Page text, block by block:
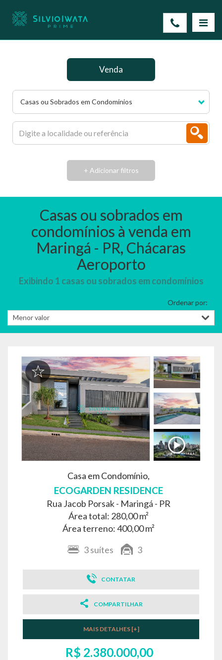
Casas ou Sobrados em Condomínios
Venda
+ Adicionar filtros
Casas ou sobrados em
condomínios à venda em
Maringá - PR, Chácaras
Aeroporto
Exibindo 1 casas ou sobrados em condomínios
Ordenar por:
Casa em Condomínio,
ECOGARDEN RESIDENCE
Rua Jacob Porsak - Maringá - PR
Área total: 280,00 m²
Área terreno: 400,00 m²
3suítes 3
CONTATAR
COMPARTILHAR
MAIS DETALHES [+]
R$ 2.380.000,00